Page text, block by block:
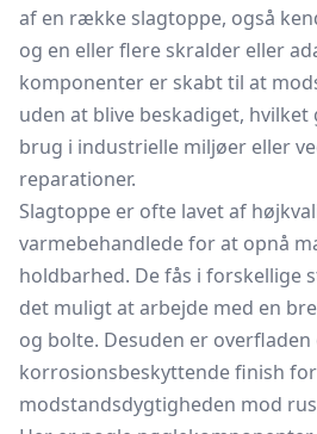
af en række slagtoppe, også
og en eller flere skralder eller
komponenter er skabt til at
uden at blive beskadiget,
brug i industrielle miljøer eller
reparationer.
Slagtoppe er ofte lavet af
varmebehandlede for at opnå
holdbarhed. De fås i forskellige
det muligt at arbejde med en
og bolte. Desuden er
korrosionsbeskyttende finish
modstandsdygtigheden mod